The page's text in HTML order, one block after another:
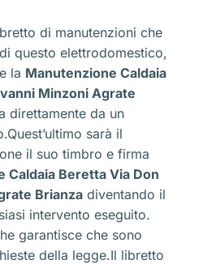
di manutenzioni che
questo elettrodomestico,
la Manutenzione Caldaia
Minzoni Agrate
direttamente da un
sarà il
il suo timbro e firma
Caldaia Beretta Via Don
Brianza diventando il
intervento eseguito.
garantisce che sono
della legge.Il libretto